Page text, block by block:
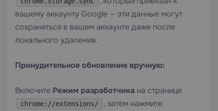
вашему аккаунту Google — эти данные могут
сохраняться в вашем аккаунте даже после
локального удаления.
Принудительное обновление вручную:
Включите Режим разработчика на странице
chrome://extensions/
, затем нажмите